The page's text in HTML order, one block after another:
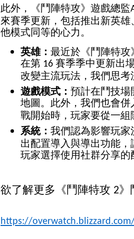
此外，《鬥陣特攻》遊戲總監
來賽季更新，包括推出新英
他模式同等的心力。
英雄： 最近於《鬥陣特
在第 16 賽季季中更新出
改變主流玩法，我們思
遊戲模式： 預計在鬥技場
地圖。此外，我們也會
戰開始時，玩家要從一
系統： 我們認為影響玩
出配置導入與導出功能
玩家選擇使用社群分享的
欲了解更多《鬥陣特攻 2》
https://